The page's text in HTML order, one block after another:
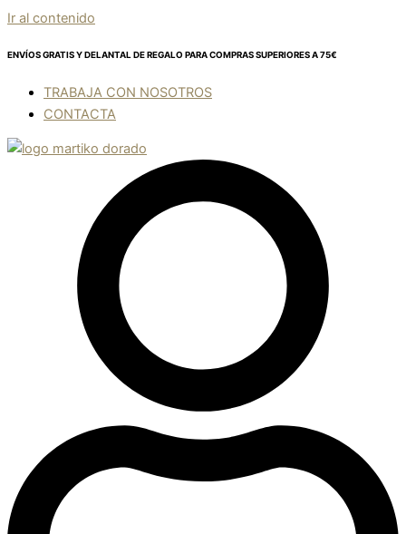
Ir al contenido
ENVÍOS GRATIS Y DELANTAL DE REGALO PARA COMPRAS SUPERIORES A 75€
TRABAJA CON NOSOTROS
CONTACTA